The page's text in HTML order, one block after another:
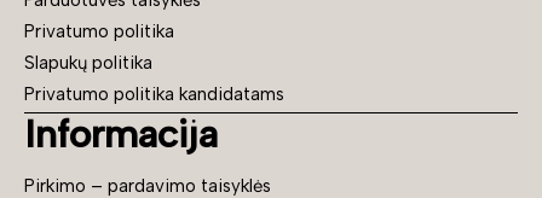
Privatumo politika
Slapukų politika
Privatumo politika kandidatams
Informacija
Pirkimo – pardavimo taisyklės